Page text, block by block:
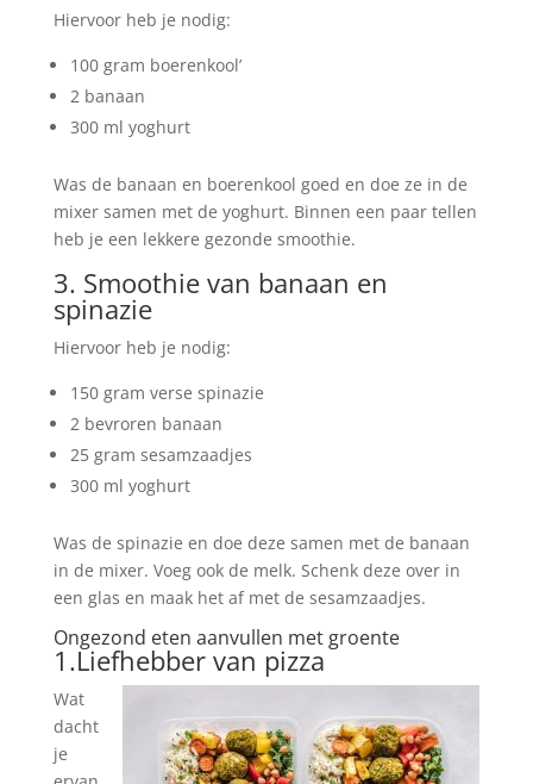
Hiervoor heb je nodig:
100 gram boerenkool’
2 banaan
300 ml yoghurt
Was de banaan en boerenkool goed en doe ze in de
mixer samen met de yoghurt. Binnen een paar tellen
heb je een lekkere gezonde smoothie.
3. Smoothie van banaan en
spinazie
Hiervoor heb je nodig:
150 gram verse spinazie
2 bevroren banaan
25 gram sesamzaadjes
300 ml yoghurt
Was de spinazie en doe deze samen met de banaan
in de mixer. Voeg ook de melk. Schenk deze over in
een glas en maak het af met de sesamzaadjes.
Ongezond eten aanvullen met groente
1.Liefhebber van pizza
Wat
dacht
je